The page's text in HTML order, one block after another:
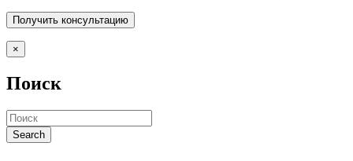
×
Поиск